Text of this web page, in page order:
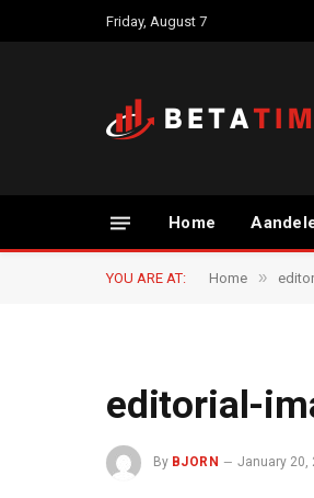
Friday, August 7
Home
YOU ARE AT: Home »
editorial-
By BJORN January 20,